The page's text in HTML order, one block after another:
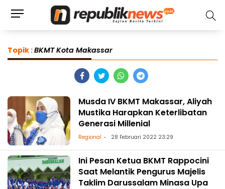
Topik :BKMT Kota Makassar
Musda IV BKMT Makassar, Aliyah
Mustika Harapkan Keterlibatan
Generasi Millenial
Regional 28 Februari 2022 23:29
Ini Pesan Ketua BKMT Rappocini
Saat Melantik Pengurus Majelis
Taklim Darussalam Minasa Upa